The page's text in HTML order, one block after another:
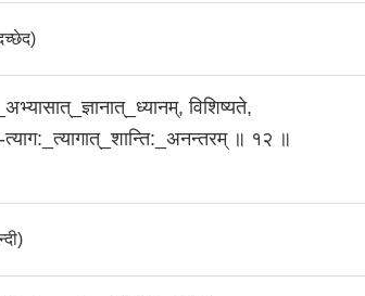
विशिष्यते,
॥ १२ ॥